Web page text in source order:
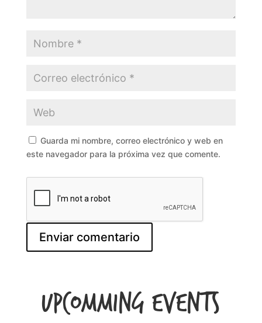
Guarda mi nombre, correo electrónico y web en
este navegador para la próxima vez que comente.
Upcomming Events